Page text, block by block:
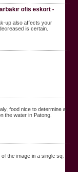
ofis eskort -
up also affects your
is certain.
food nice to determine a
the water in Patong.
the image in a single sq.